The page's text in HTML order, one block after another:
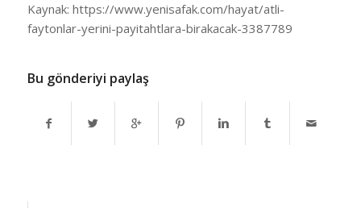
Kaynak: https://www.yenisafak.com/hayat/atli-
faytonlar-yerini-payitahtlara-birakacak-3387789
Bu gönderiyi paylaş